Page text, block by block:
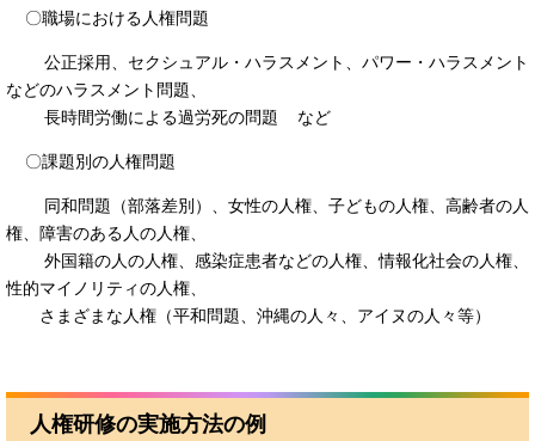
〇職場における人権問題
公正採用、セクシュアル・ハラスメント、パワー・ハラスメント
などのハラスメント問題、
長時間労働による過労死の問題 など
〇課題別の人権問題
同和問題（部落差別）、女性の人権、子どもの人権、高齢者の人
権、障害のある人の人権、
外国籍の人の人権、感染症患者などの人権、情報化社会の人権、
性的マイノリティの人権、
さまざまな人権（平和問題、沖縄の人々、アイヌの人々等）
人権研修の実施方法の例